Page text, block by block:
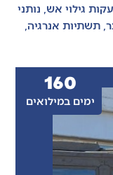
גילוי אש נותני
,תשתיות אנרגיה
ימים במילואים
160